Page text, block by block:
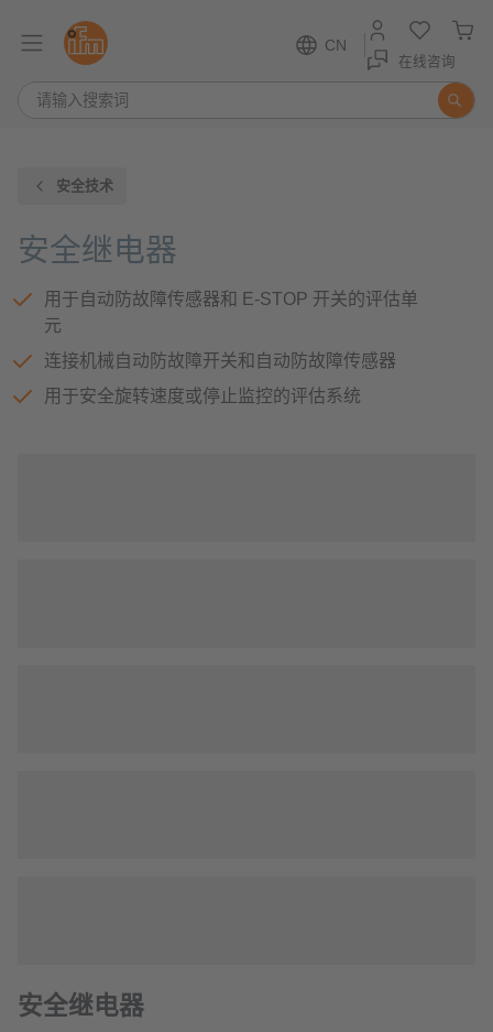
CN
在线咨询
安全技术
安全继电器
用于自动防故障传感器和 E-STOP 开关的评估单
元
连接机械自动防故障开关和自动防故障传感器
用于安全旋转速度或停止监控的评估系统
安全继电器